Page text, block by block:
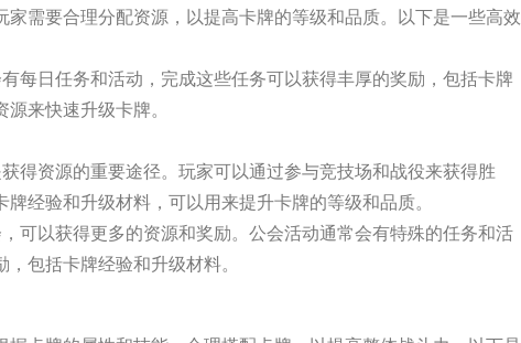
需要合理分配资源，以提高卡牌的等级和品质。以下是一些高效
每日任务和活动，完成这些任务可以获得丰厚的奖励，包括卡牌
来快速升级卡牌。
得资源的重要途径。玩家可以通过参与竞技场和战役来获得胜
经验和升级材料，可以用来提升卡牌的等级和品质。
可以获得更多的资源和奖励。公会活动通常会有特殊的任务和活
包括卡牌经验和升级材料。